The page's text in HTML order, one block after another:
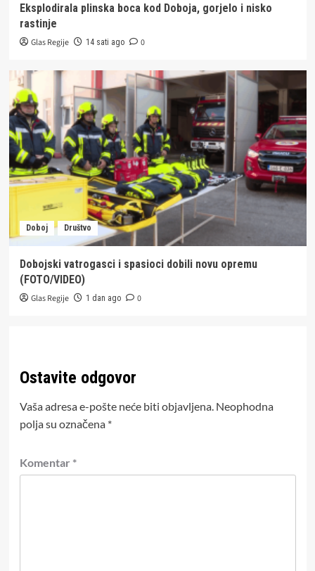
Eksplodirala plinska boca kod Doboja, gorjelo i nisko
rastinje
Glas Regije 14 sati ago 0
Doboj Društvo
Dobojski vatrogasci i spasioci dobili novu opremu
(FOTO/VIDEO)
Glas Regije 1 dan ago 0
Ostavite odgovor
Vaša adresa e-pošte neće biti objavljena. Neophodna
polja su označena *
Komentar *